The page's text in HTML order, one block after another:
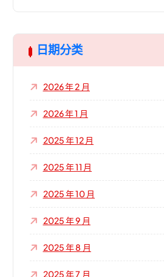
日期分类
2026 年 2 月
2026 年 1 月
2025 年 12 月
2025 年 11 月
2025 年 10 月
2025 年 9 月
2025 年 8 月
2025 年 7 月